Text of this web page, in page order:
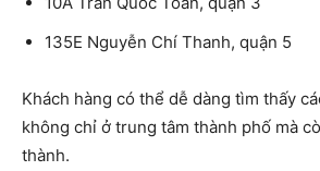
135E Nguyễn Chí Thanh, quận 5
Khách hàng có thể dễ dàng tìm thấy
không chỉ ở trung tâm thành phố mà
thành.